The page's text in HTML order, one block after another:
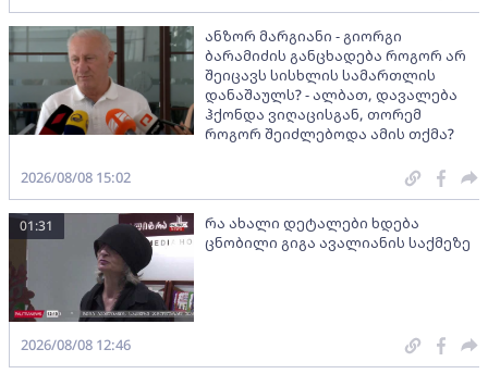
ანზორ მარგიანი - გიორგი
ბარამიძის განცხადება როგორ არ
შეიცავს სისხლის სამართლის
დანაშაულს? - ალბათ, დავალება
ჰქონდა ვიღაცისგან, თორემ
როგორ შეიძლებოდა ამის თქმა?
2026/08/08 15:02
რა ახალი დეტალები ხდება
ცნობილი გიგა ავალიანის საქმეზე
01:31
2026/08/08 12:46